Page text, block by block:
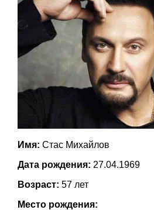
Имя: Стас Михайлов
Дата рождения: 27.04.1969
Возраст: 57 лет
Место рождения: